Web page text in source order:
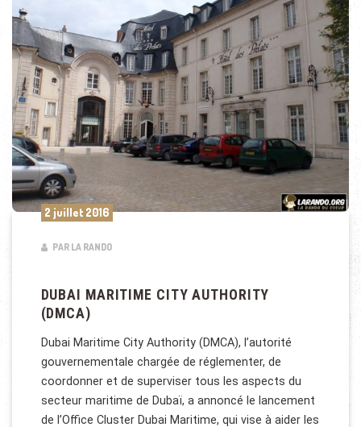
2 juillet 2016
PAR LA RANDO
DUBAI MARITIME CITY AUTHORITY
(DMCA)
Dubai Maritime City Authority (DMCA), l’autorité
gouvernementale chargée de réglementer, de
coordonner et de superviser tous les aspects du
secteur maritime de Dubaï, a annoncé le lancement
de l’Office Cluster Dubai Maritime, qui vise à aider les